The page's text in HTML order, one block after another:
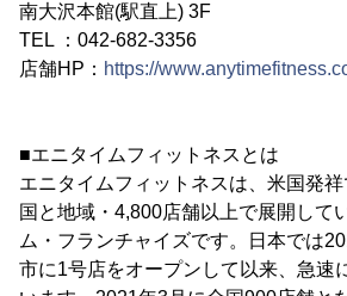
南大沢本館(駅直上) 3F
TEL ：042-682-3356
店舗HP： https://
■エニタイムフィットネスとは
エニタイムフィットネスは、米国発
国と地域・4,800店舗以上で展開して
ム・フランチャイズです。日本では
市に1号店をオープンして以来、急速